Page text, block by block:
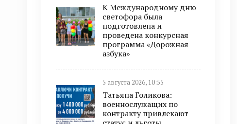
К Международному дню
светофора была
подготовлена и
проведена конкурсная
программа «Дорожная
азбука»
5 августа 2026, 10:55
Татьяна Голикова:
военнослужащих по
контракту привлекают